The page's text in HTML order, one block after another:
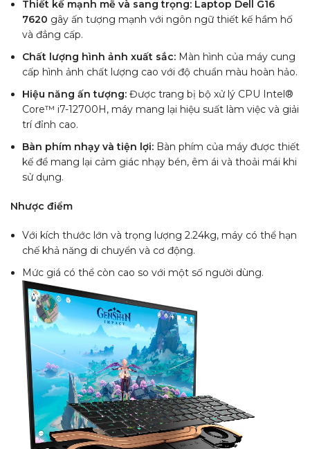
Thiết kế mạnh mẽ và sang trọng: Laptop Dell G16
7620 gây ấn tượng mạnh với ngôn ngữ thiết kế hầm hố
và đẳng cấp.
Chất lượng hình ảnh xuất sắc: Màn hình của máy cung
cấp hình ảnh chất lượng cao với độ chuẩn màu hoàn hảo.
Hiệu năng ấn tượng: Được trang bị bộ xử lý CPU Intel®
Core™ i7-12700H, máy mang lại hiệu suất làm việc và giải
trí đỉnh cao.
Bàn phím nhạy và tiện lợi: Bàn phím của máy được thiết
kế để mang lại cảm giác nhạy bén, êm ái và thoải mái khi
sử dụng.
Nhược điểm
Với kích thước lớn và trọng lượng 2.24kg, máy có thể hạn
chế khả năng di chuyển và cơ động.
Mức giá có thể còn cao so với một số người dùng.